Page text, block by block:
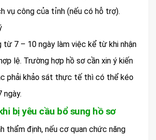
vụ công của tỉnh (nếu có hỗ trợ).
từ 7 – 10 ngày làm việc kể từ khi nhận
lệ. Trường hợp hồ sơ cần xin ý kiến
phải khảo sát thực tế thì có thể kéo
ngày.
bị yêu cầu bổ sung hồ sơ
thẩm định, nếu cơ quan chức năng